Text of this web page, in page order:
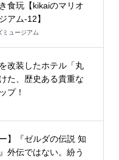
食玩【kikaiのマリオ
アム-12】
ミュージアム
改装したホテル「丸
た、歴史ある貴重な
プ！
】『ゼルダの伝説 知
外伝ではない。紛う